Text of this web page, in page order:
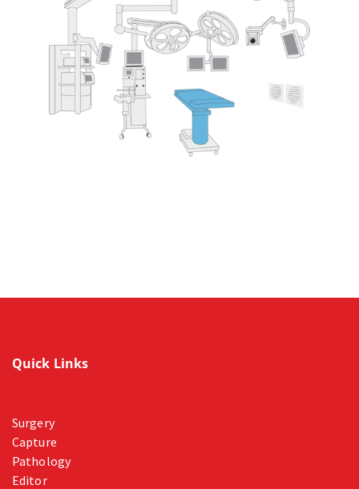
Quick Links
Surgery
Capture
Pathology
Editor